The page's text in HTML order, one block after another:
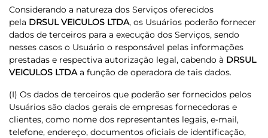
Considerando a natureza dos Serviços oferecidos
pela DRSUL VEICULOS LTDA, os Usuários poderão fornecer
dados de terceiros para a execução dos Serviços, sendo
nesses casos o Usuário o responsável pelas informações
prestadas e respectiva autorização legal, cabendo à DRSUL
VEICULOS LTDAa função de operadora de tais dados.
(I) Os dados de terceiros que poderão ser fornecidos pelos
Usuários são dados gerais de empresas fornecedoras e
clientes, como nome dos representantes legais, e-mail,
telefone, endereço, documentos oficiais de identificação,